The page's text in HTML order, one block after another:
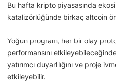
Bu hafta kripto piyasasında
katalizörlüğünde birkaç altcoin
Yoğun program, her bir olay
performansını
yatırımcı duyarlılığını ve proje
etkileyebilir.